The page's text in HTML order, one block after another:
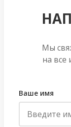
Мы
на
Ваше имя